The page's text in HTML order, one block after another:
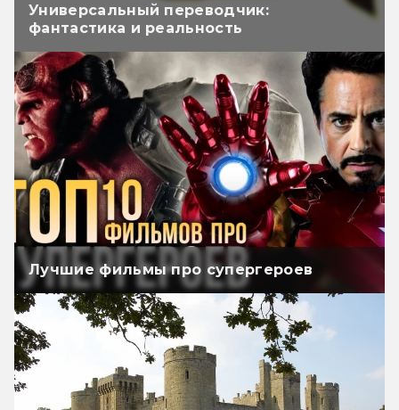
Универсальный переводчик:
фантастика и реальность
Лучшие фильмы про супергероев